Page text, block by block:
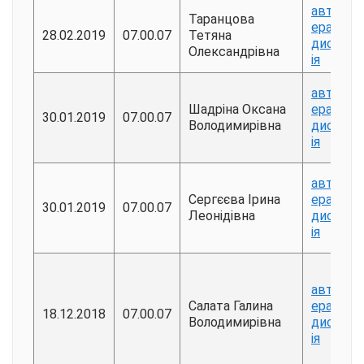
28.02.2019 07.00.07
Таранцова
Тетяна
Олександрівна
автореф
ерат
ія
30.01.2019 07.00.07
Шадріна Оксана
Володимирівна
автореф
ерат
ія
30.01.2019 07.00.07
Сергєєва Ірина
Леонідівна
автореф
ерат
ія
18.12.2018 07.00.07
Салата Галина
Володимирівна
автореф
ерат
ія